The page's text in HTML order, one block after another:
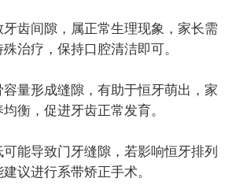
齿间隙，属正常生理现象，家长需
治疗，保持口腔清洁即可。
量形成缝隙，有助于恒牙萌出，家
衡，促进牙齿正常发育。
能导致门牙缝隙，若影响恒牙排列
议进行系带矫正手术。